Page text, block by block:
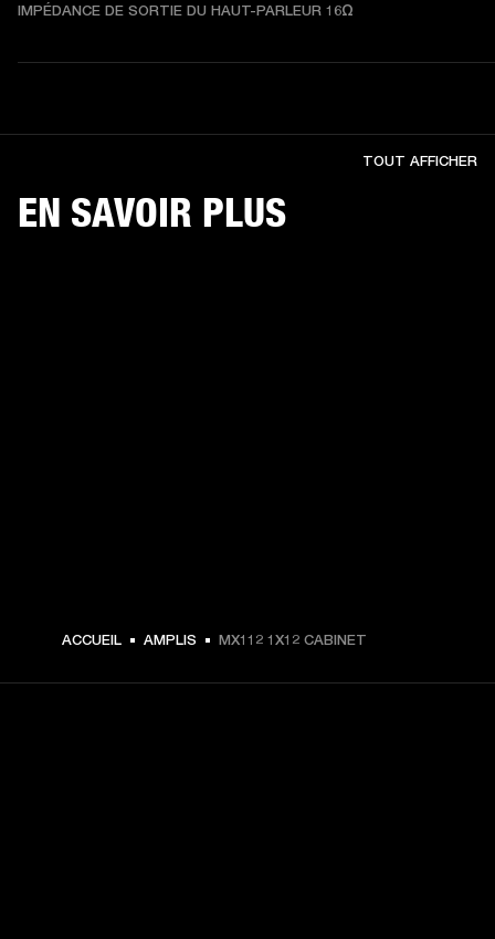
IMPÉDANCE DE SORTIE DU HAUT-PARLEUR 16Ω
EN SAVOIR PLUS
TOUT AFFICHER
ACCUEIL AMPLIS MX112 1X12 CABINET